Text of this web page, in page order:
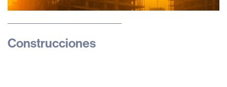
Construcciones